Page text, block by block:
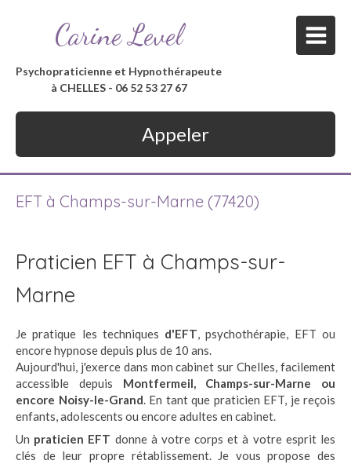
Carine Level
Psychopraticienne et Hypnothérapeute
à CHELLES - 06 52 53 27 67
Appeler
EFT à Champs-sur-Marne (77420)
Praticien EFT à Champs-sur-
Marne
Je pratique les techniques d'EFT, psychothérapie, EFT ou
encore hypnose depuis plus de 10 ans.
Aujourd'hui, j'exerce dans mon cabinet sur Chelles, facilement
accessible depuis Montfermeil, Champs-sur-Marne ou
encore Noisy-le-Grand. En tant que praticien EFT, je reçois
enfants, adolescents ou encore adultes en cabinet.
Un praticien EFT donne à votre corps et à votre esprit les
clés de leur propre rétablissement. Je vous propose des